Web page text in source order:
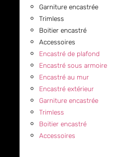
Garniture encastrée
Trimless
Boitier encastré
Accessoires
Encastré de plafond
Encastré sous armoire
Encastré au mur
Encastré extérieur
Garniture encastrée
Trimless
Boitier encastré
Accessoires